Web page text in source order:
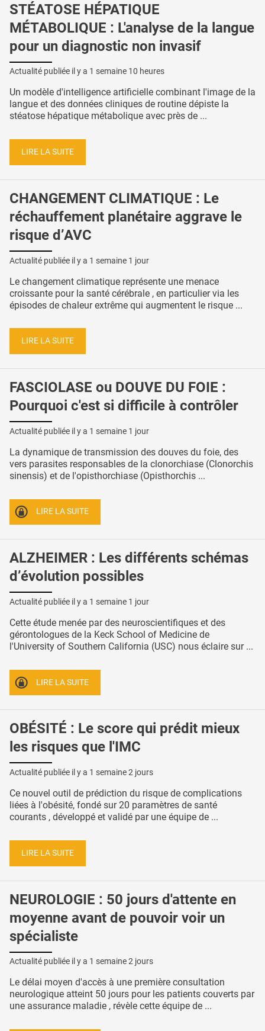
STÉATOSE HÉPATIQUE
MÉTABOLIQUE : L'analyse de la langue
pour un diagnostic non invasif
Actualité publiée il y a 1 semaine 10 heures
Un modèle d'intelligence artificielle combinant l'image de la
langue et des données cliniques de routine dépiste la
stéatose hépatique métabolique avec près de ...
LIRE LA SUITE
CHANGEMENT CLIMATIQUE : Le
réchauffement planétaire aggrave le
risque d’AVC
Actualité publiée il y a 1 semaine 1 jour
Le changement climatique représente une menace
croissante pour la santé cérébrale , en particulier via les
épisodes de chaleur extrême qui augmentent le risque ...
LIRE LA SUITE
FASCIOLASE ou DOUVE DU FOIE :
Pourquoi c'est si difficile à contrôler
Actualité publiée il y a 1 semaine 1 jour
La dynamique de transmission des douves du foie, des
vers parasites responsables de la clonorchiase (Clonorchis
sinensis) et de l'opisthorchiase (Opisthorchis ...
LIRE LA SUITE
ALZHEIMER : Les différents schémas
d’évolution possibles
Actualité publiée il y a 1 semaine 1 jour
Cette étude menée par des neuroscientifiques et des
gérontologues de la Keck School of Medicine de
l'University of Southern California (USC) nous éclaire sur ...
LIRE LA SUITE
OBÉSITÉ : Le score qui prédit mieux
les risques que l'IMC
Actualité publiée il y a 1 semaine 2 jours
Ce nouvel outil de prédiction du risque de complications
liées à l'obésité, fondé sur 20 paramètres de santé
courants , développé et validé par une équipe de ...
LIRE LA SUITE
NEUROLOGIE : 50 jours d'attente en
moyenne avant de pouvoir voir un
spécialiste
Actualité publiée il y a 1 semaine 2 jours
Le délai moyen d'accès à une première consultation
neurologique atteint 50 jours pour les patients couverts par
une assurance maladie , révèle cette équipe de ...